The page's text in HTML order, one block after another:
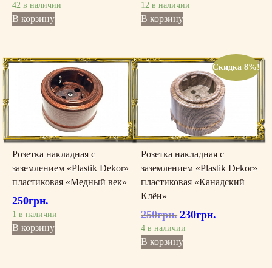
42 в наличии
В корзину
12 в наличии
В корзину
Розетка накладная с
заземлением «Plastik Dekor»
пластиковая «Медный век»
250грн.
1 в наличии
В корзину
Скидка 8%!
Розетка накладная с
заземлением «Plastik Dekor»
пластиковая «Канадский
Клён»
250грн. Первоначальная
цена
составляла
230грн.
4 в наличии
В корзину